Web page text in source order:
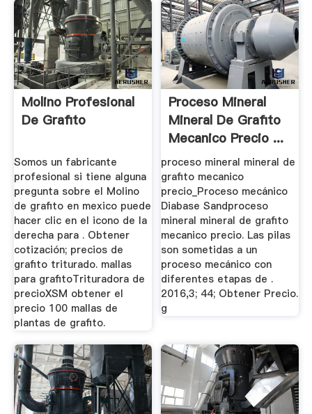
Molino Profesional
De Grafito
Somos un fabricante
profesional si tiene alguna
pregunta sobre el Molino
de grafito en mexico puede
hacer clic en el icono de la
derecha para . Obtener
cotización; precios de
grafito triturado. mallas
para grafitoTrituradora de
precioXSM obtener el
precio 100 mallas de
plantas de grafito.
Proceso Mineral
Mineral De Grafito
Mecanico Precio ...
proceso mineral mineral de
grafito mecanico
precio_Proceso mecánico
Diabase Sandproceso
mineral mineral de grafito
mecanico precio. Las pilas
son sometidas a un
proceso mecánico con
diferentes etapas de .
2016,3; 44; Obtener Precio.
g